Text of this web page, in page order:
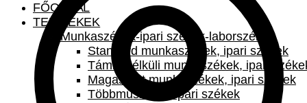
FŐOLDAL
TERMÉKEK
Munkaszékek-ipari székek-laborszékek
Standard munkaszékek, ipari székek
Támla nélküli munkaszékek, ipari
Magasított munkaszékek, ipari székek
Többműszakos ipari székek